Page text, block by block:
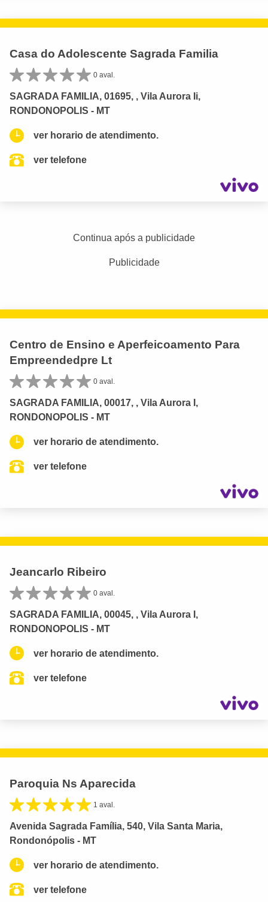
Casa do Adolescente Sagrada Familia
0 aval.
SAGRADA FAMILIA, 01695, , Vila Aurora Ii,
RONDONOPOLIS - MT
ver horario de atendimento.
ver telefone
Continua após a publicidade
Publicidade
Centro de Ensino e Aperfeicoamento Para
Empreendedpre Lt
0 aval.
SAGRADA FAMILIA, 00017, , Vila Aurora I,
RONDONOPOLIS - MT
ver horario de atendimento.
ver telefone
Jeancarlo Ribeiro
0 aval.
SAGRADA FAMILIA, 00045, , Vila Aurora I,
RONDONOPOLIS - MT
ver horario de atendimento.
ver telefone
Paroquia Ns Aparecida
1 aval.
Avenida Sagrada Família, 540, Vila Santa Maria,
Rondonópolis - MT
ver horario de atendimento.
ver telefone